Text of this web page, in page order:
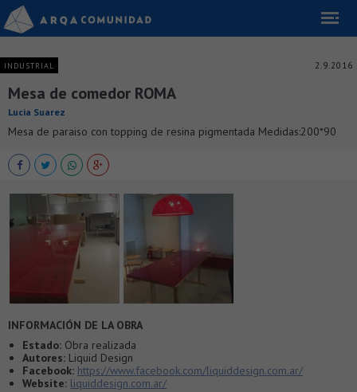
INDUSTRIAL 2.9.2016
Mesa de comedor ROMA
Lucia Suarez
Mesa de paraiso con topping de resina pigmentada Medidas:200*90
INFORMACIÓN DE LA OBRA
Estado: Obra realizada
Autores: Liquid Design
Facebook: https://www.facebook.com/liquiddesign.com.ar/
Website: liquiddesign.com.ar/